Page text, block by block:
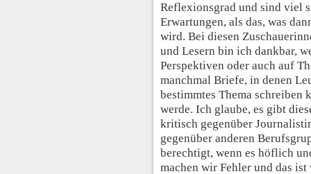
Reflexionsgrad und sind viel
Erwartungen, als das, was
wird. Bei diesen
und Lesern bin ich dankbar,
Perspektiven oder auch auf
manchmal Briefe, in denen
bestimmtes Thema schreiben
werde. Ich glaube, es gibt
kritisch gegenüber
gegenüber anderen
berechtigt, wenn es höflich
machen wir Fehler und das